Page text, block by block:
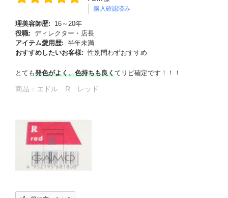
購入確認済み
理美容師歴:
16～20年
役職: ディレクター・店長
アイテム愛用歴: 半年未満
おすすめしたいお客様: 性別問わずおすすめ
とても発色がよく、色持ちも良くてリピ確定です！！！
商品： エドル R レッド